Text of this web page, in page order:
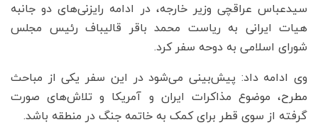
سیدعباس عراقچی وزیر خارجه، در ادامه رایزنی‌های دو جانبه
هیات ایرانی به ریاست محمد باقر قالیباف رئیس مجلس
شورای اسلامی به دوحه سفر کرد.
وی ادامه داد: پیش‌بینی می‌شود در این سفر یکی از مباحث
مطرح، موضوع مذاکرات ایران و آمریکا و تلاش‌های صورت
گرفته از سوی قطر برای کمک به خاتمه جنگ در منطقه باشد.